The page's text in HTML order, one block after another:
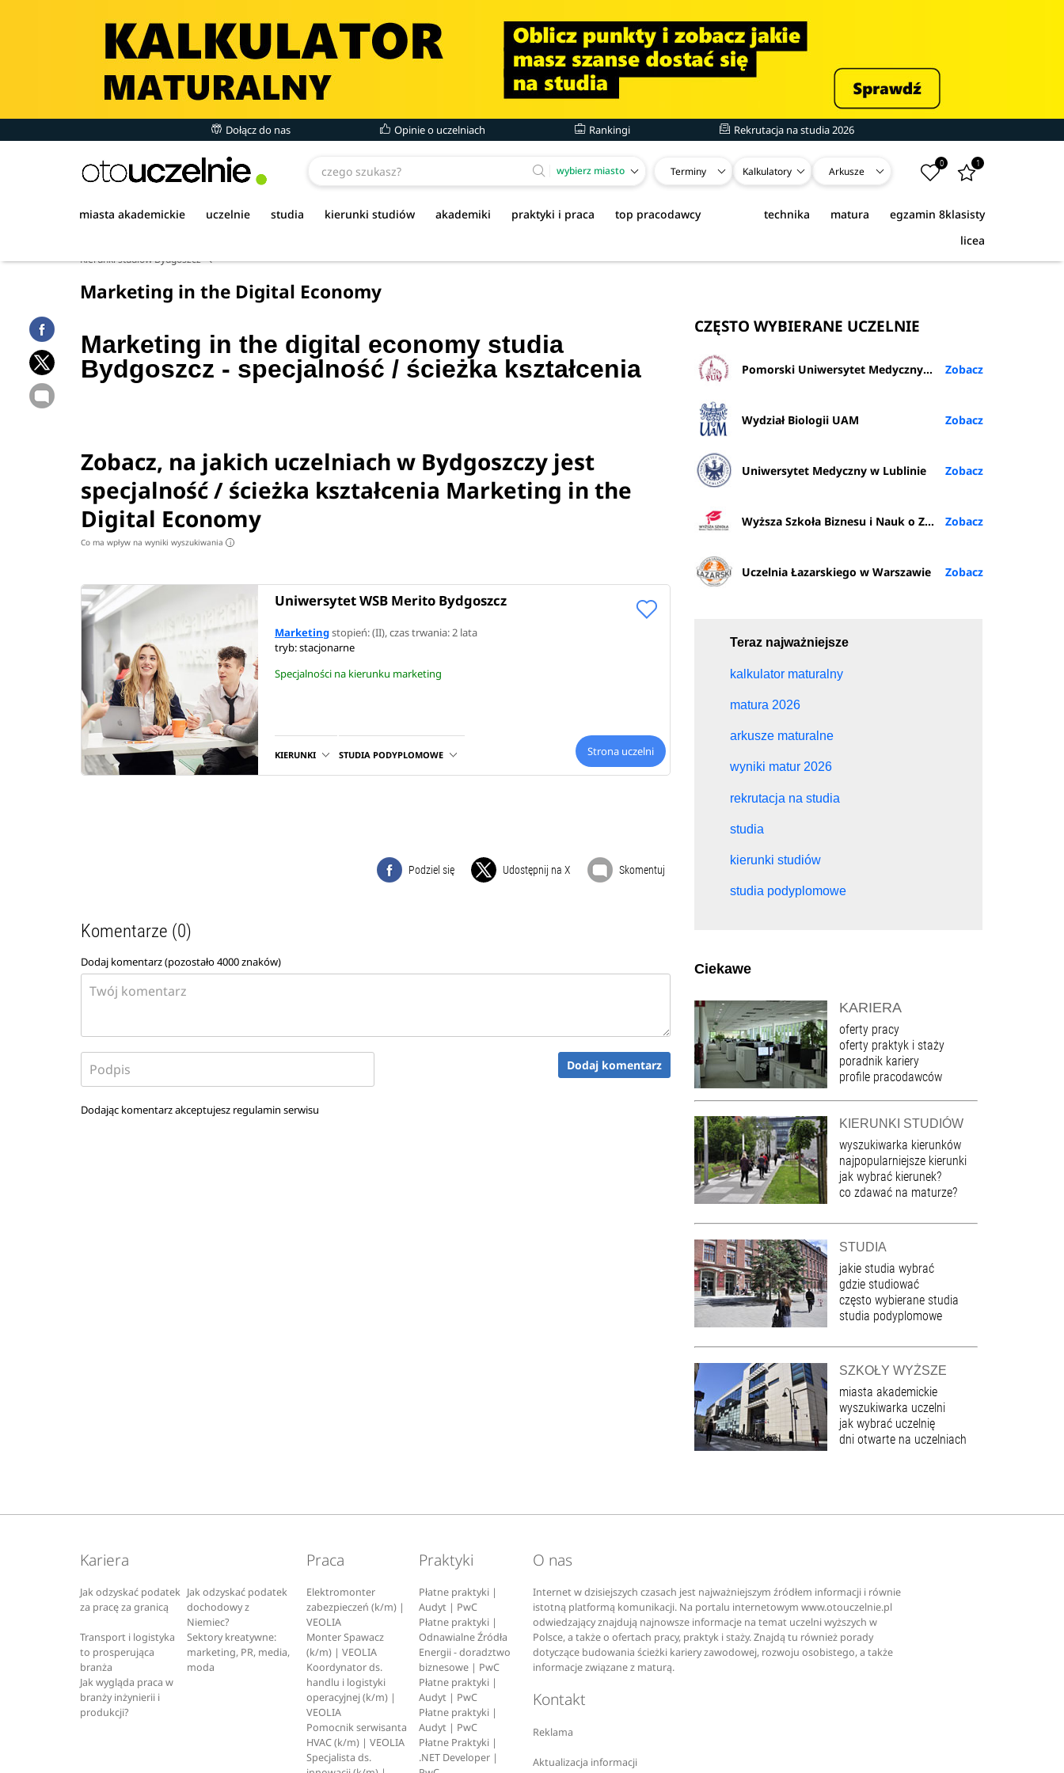
Dołącz do nas Opinie o uczelniach Rankingi Rekrutacja na studia 2026
wybierz miasto Terminy Kalkulatory Arkusze
0 1
miasta akademickie uczelnie studia kierunki studiów akademiki praktyki i praca top pracodawcy egzamin 8klasisty
matura
technika
licea
Kierunki studiów Bydgoszcz
Marketing in the Digital Economy
Marketing in the digital economy studia
Bydgoszcz - specjalność / ścieżka kształcenia
Zobacz, na jakich uczelniach w Bydgoszczy jest
specjalność / ścieżka kształcenia Marketing in the
Digital Economy
Co ma wpływ na wyniki wyszukiwania i
Uniwersytet WSB Merito Bydgoszcz
Marketingstopień: (II), czas trwania: 2 lata
tryb: stacjonarne
Specjalności na kierunku marketing
KIERUNKI STUDIA PODYPLOMOWE Strona uczelni
Podziel się Udostępnij na X Skomentuj
Komentarze (0)
Dodaj komentarz (pozostało4000znaków)
Dodając komentarz akceptujesz regulamin serwisu
Dodaj komentarz
CZĘSTO WYBIERANE UCZELNIE
Pomorski Uniwersytet Medyczny w Szczecinie
Wydział Biologii UAM
Uniwersytet Medyczny w Lublinie
Wyższa Szkoła Biznesu i Nauk o Zdrowiu w Łodzi
Uczelnia Łazarskiego w Warszawie
Teraz najważniejsze
kalkulator maturalny
matura 2026
arkusze maturalne
wyniki matur 2026
rekrutacja na studia
studia
kierunki studiów
studia podyplomowe
Ciekawe
KARIERA
oferty pracy
oferty praktyk i staży
poradnik kariery
profile pracodawców
KIERUNKI STUDIÓW
wyszukiwarka kierunków
najpopularniejsze kierunki
jak wybrać kierunek?
co zdawać na maturze?
STUDIA
jakie studia wybrać
gdzie studiować
często wybierane studia
studia podyplomowe
SZKOŁY WYŻSZE
miasta akademickie
wyszukiwarka uczelni
jak wybrać uczelnię
dni otwarte na uczelniach
Kariera
Jak odzyskać podatek
za pracę za granicą
Jak odzyskać podatek
dochodowy z
Niemiec?
Transport i logistyka
to prosperująca
branża
Sektory kreatywne:
marketing, PR, media,
moda
Jak wygląda praca w
branży inżynierii i
produkcji?
Praca
Elektromonter
zabezpieczeń (k/m) |
VEOLIA
Monter Spawacz
(k/m) | VEOLIA
Koordynator ds.
handlu i logistyki
operacyjnej (k/m) |
VEOLIA
Pomocnik serwisanta
HVAC (k/m) | VEOLIA
Specjalista ds.
Praktyki
Płatne praktyki |
Audyt | PwC
Płatne praktyki |
Odnawialne Źródła
Energii - doradztwo
biznesowe | PwC
Płatne praktyki |
Audyt | PwC
Płatne praktyki |
Audyt | PwC
Płatne Praktyki |
.NET Developer |
O nas
Internet w dzisiejszych czasach jest najważniejszym źródłem informacji i równie
istotną platformą komunikacji. Na portalu internetowym www.otouczelnie.pl
odwiedzający znajdują najnowsze informacje na temat uczelni wyższych w
Polsce, a także o ofertach pracy, praktyk i staży. Znajdą tu również porady
dotyczące budowania ścieżki kariery zawodowej, rozwoju osobistego, a także
informacje związane z maturą.
Kontakt
Reklama
Aktualizacja informacji